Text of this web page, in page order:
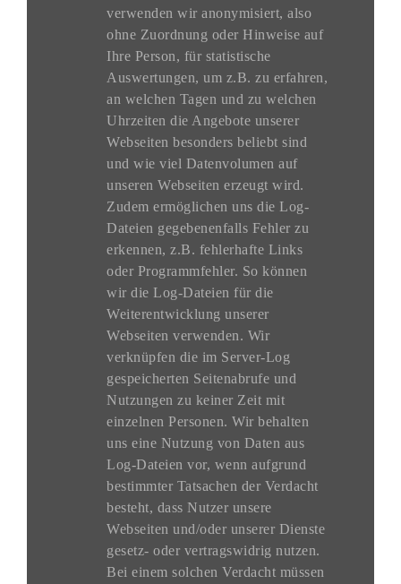
verwenden wir anonymisiert, also
ohne Zuordnung oder Hinweise auf
Ihre Person, für statistische
Auswertungen, um z.B. zu erfahren,
an welchen Tagen und zu welchen
Uhrzeiten die Angebote unserer
Webseiten besonders beliebt sind
und wie viel Datenvolumen auf
unseren Webseiten erzeugt wird.
Zudem ermöglichen uns die Log-
Dateien gegebenenfalls Fehler zu
erkennen, z.B. fehlerhafte Links
oder Programmfehler. So können
wir die Log-Dateien für die
Weiterentwicklung unserer
Webseiten verwenden. Wir
verknüpfen die im Server-Log
gespeicherten Seitenabrufe und
Nutzungen zu keiner Zeit mit
einzelnen Personen. Wir behalten
uns eine Nutzung von Daten aus
Log-Dateien vor, wenn aufgrund
bestimmter Tatsachen der Verdacht
besteht, dass Nutzer unsere
Webseiten und/oder unserer Dienste
gesetz- oder vertragswidrig nutzen.
Bei einem solchen Verdacht müssen